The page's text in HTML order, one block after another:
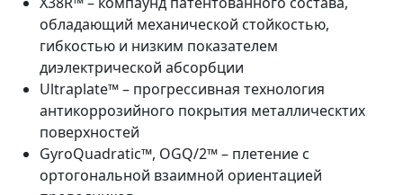
обладающий механической стойкостью,
гибкостью и низким показателем
диэлектрической абсорбции
Ultraplate™ – прогрессивная технология
антикоррозийного покрытия металлическтих
поверхностей
GyroQuadratic™, OGQ/2™ – плетение с
ортогональной взаимной ориентацией